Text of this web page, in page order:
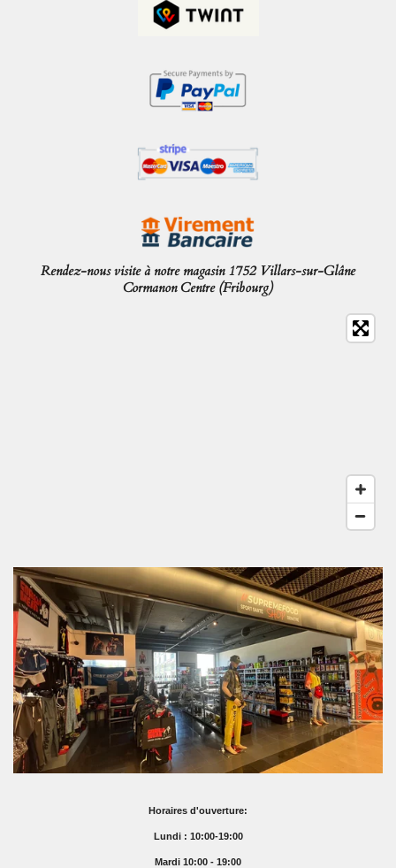
Rendez-nous visite à notre magasin 1752 Villars-sur-Glâne
Cormanon Centre (Fribourg)
Horaires d'ouverture:
Lundi : 10:00-19:00
Mardi 10:00 - 19:00